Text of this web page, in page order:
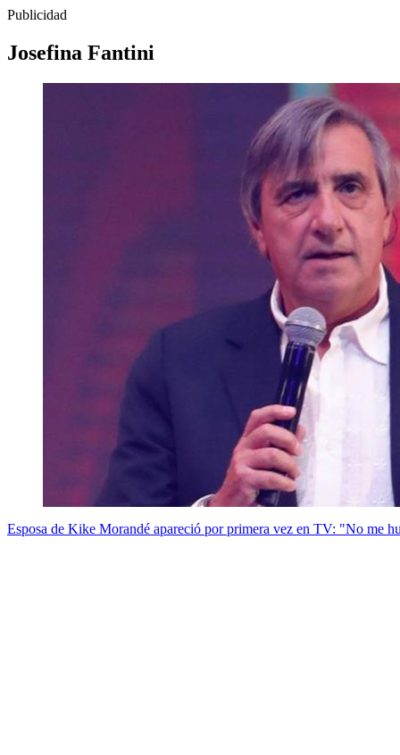
Publicidad
Josefina Fantini
Esposa de Kike Morandé apareció por primera vez en TV: "No me